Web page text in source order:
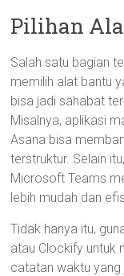
Pilihan
Salah satu bagian
memilih alat bantu
bisa jadi sahabat
Misalnya, aplikasi
Asana bisa
terstruktur. Selain
Microsoft Teams
lebih mudah dan
Tidak hanya itu,
atau Clockify untuk
catatan waktu yang